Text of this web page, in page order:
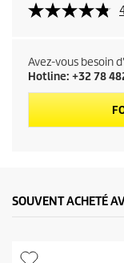
p
r
o
d
t
Avez-vous besoin
Hotline: +32 78
SOUVENT ACHETÉ